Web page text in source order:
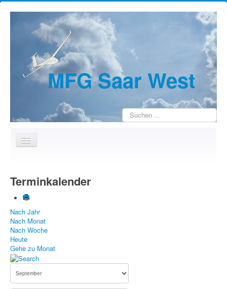
MFG Saar West
Suchen
...
Wir über uns
Jugendarbeit
Kontakte
Bildergallerie
Aufnahmeantrag
Terminkalender
Terminkalender
Nach Jahr
Nach Monat
Nach Woche
Heute
Gehe zu Monat